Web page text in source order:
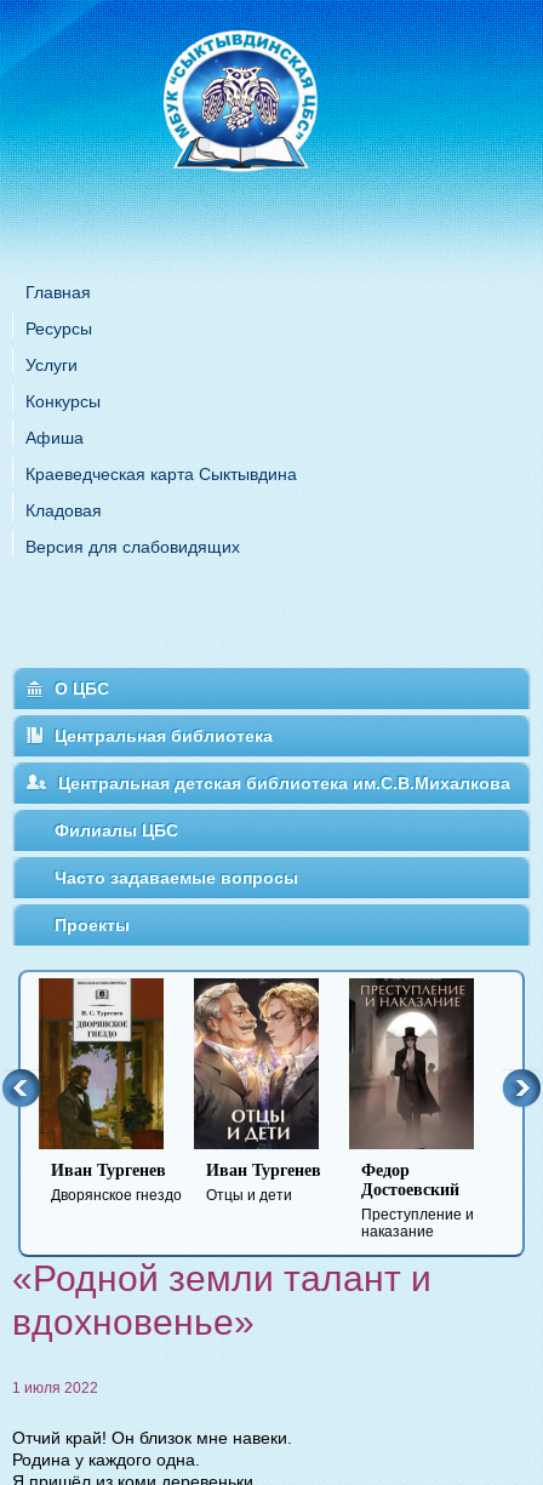
Главная
Ресурсы
Услуги
Конкурсы
Афиша
Краеведческая карта Сыктывдина
Кладовая
Версия для слабовидящих
О ЦБС
Центральная библиотека
Центральная детская библиотека им.С.В.Михалкова
Филиалы ЦБС
Часто задаваемые вопросы
Проекты
Иван Тургенев
Дворянское гнездо
Иван Тургенев
Отцы и дети
Федор
Достоевский
Преступление и
наказание
«Родной земли талант и
вдохновенье»
1 июля 2022
Отчий край! Он близок мне навеки.
Родина у каждого одна.
Я пришёл из коми деревеньки,